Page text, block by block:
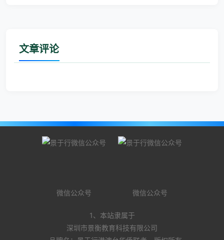
文章评论
微信公众号 微信公众号
1、本站隶属于
深圳市景衡教育科技有限公司